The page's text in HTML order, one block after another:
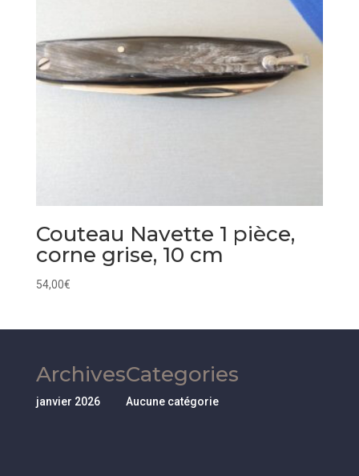
Couteau Navette 1 pièce,
corne grise, 10 cm
54,00€
Archives
janvier 2026
Categories
Aucune catégorie